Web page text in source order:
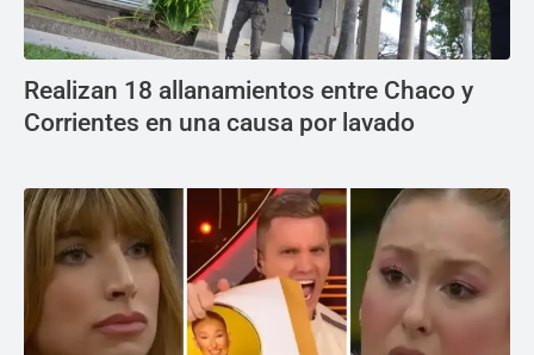
Realizan 18 allanamientos entre Chaco y
Corrientes en una causa por lavado